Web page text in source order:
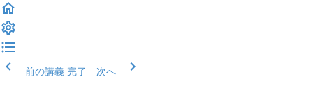
前の講義 完了 次へ